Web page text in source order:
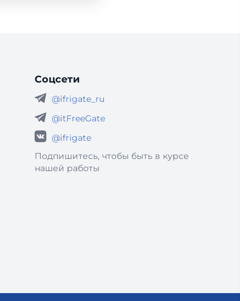
Соцсети
@ifrigate_ru
@itFreeGate
@ifrigate
Подпишитесь, чтобы быть в курсе
нашей работы